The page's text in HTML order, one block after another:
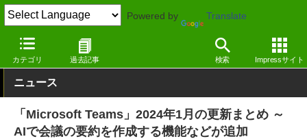
Powered by Translate
カテゴリ 過去記事 検索 Impressサイト
窓の杜 オフィス・ドキュメント Windows
ニュース
「Microsoft Teams」2024年1月の更新まとめ ～
AIで会議の要約を作成する機能などが追加